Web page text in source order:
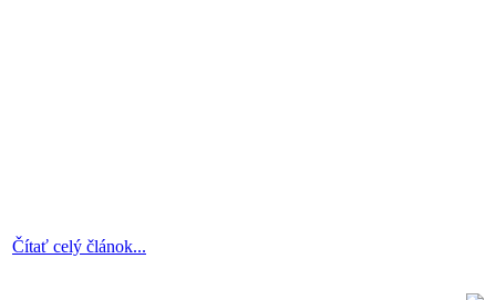
Čítať celý článok...